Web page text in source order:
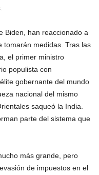
Biden, han reaccionado a
tomarán medidas. Tras las
el primer ministro
populista con
gobernante del mundo
nacional del mismo
saqueó la India.
parte del sistema que
más grande, pero
de impuestos en el